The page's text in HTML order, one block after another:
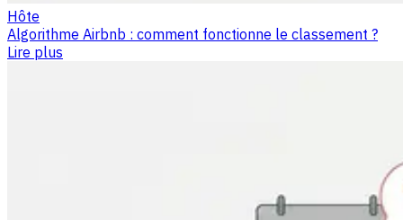
Hôte
Algorithme Airbnb : comment fonctionne le classement ?
Lire plus